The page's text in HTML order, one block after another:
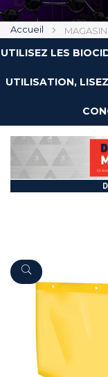
Accueil
UTILISEZ LES
UTILISATION,